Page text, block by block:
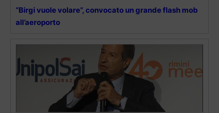
“Birgi vuole volare”, convocato un grande flash mob
all’aeroporto